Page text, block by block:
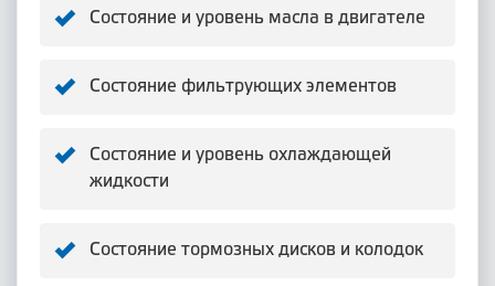
Состояние и уровень масла в двигателе
Состояние фильтрующих элементов
Состояние и уровень охлаждающей
жидкости
Состояние тормозных дисков и колодок